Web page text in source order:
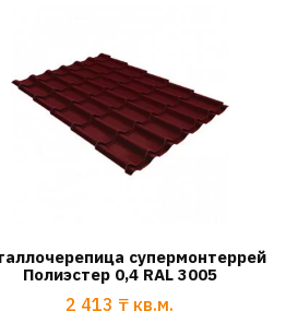
супермонтеррей
Полиэстер 0,4 RAL 3005
2 413 ₸ кв.м.